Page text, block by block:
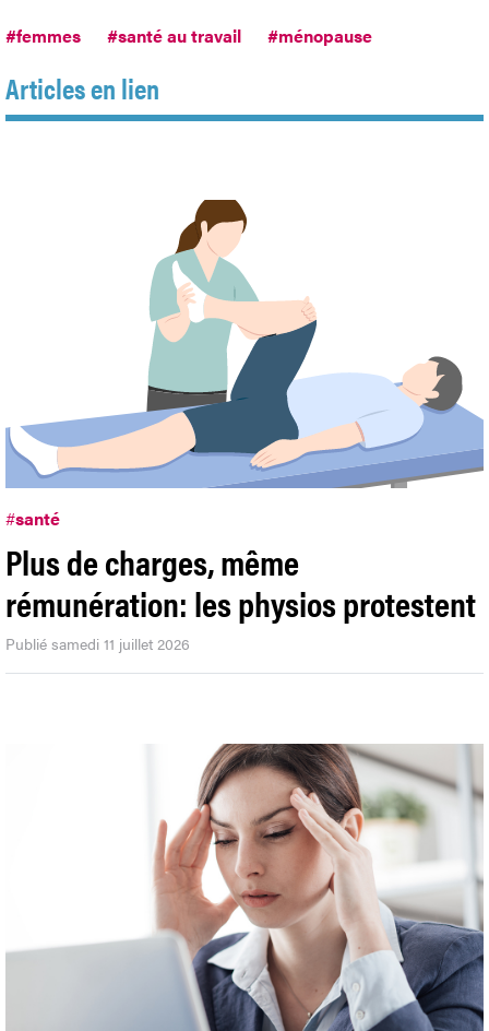
#femmes #santé au travail #ménopause
Articles en lien
#santé
Plus de charges, même
rémunération: les physios protestent
Publié samedi 11 juillet 2026